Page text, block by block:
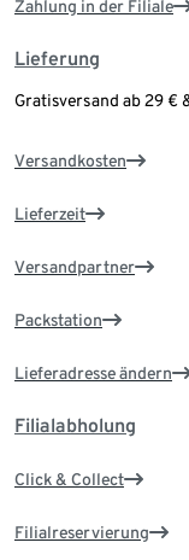
Zahlung in der Filiale
Lieferung
Gratisversand ab 29 €
Versandkosten
Lieferzeit
Versandpartner
Packstation
Lieferadresse ändern
Filialabholung
Click & Collect
Filialreservierung